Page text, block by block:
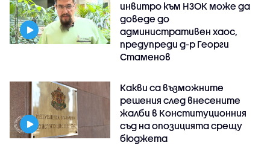
инвитро към НЗОК може да
доведе до
административен хаос,
предупреди д-р Георги
Стаменов
Какви са възможните
решения след внесените
жалби в Конституционния
съд на опозицията срещу
бюджета